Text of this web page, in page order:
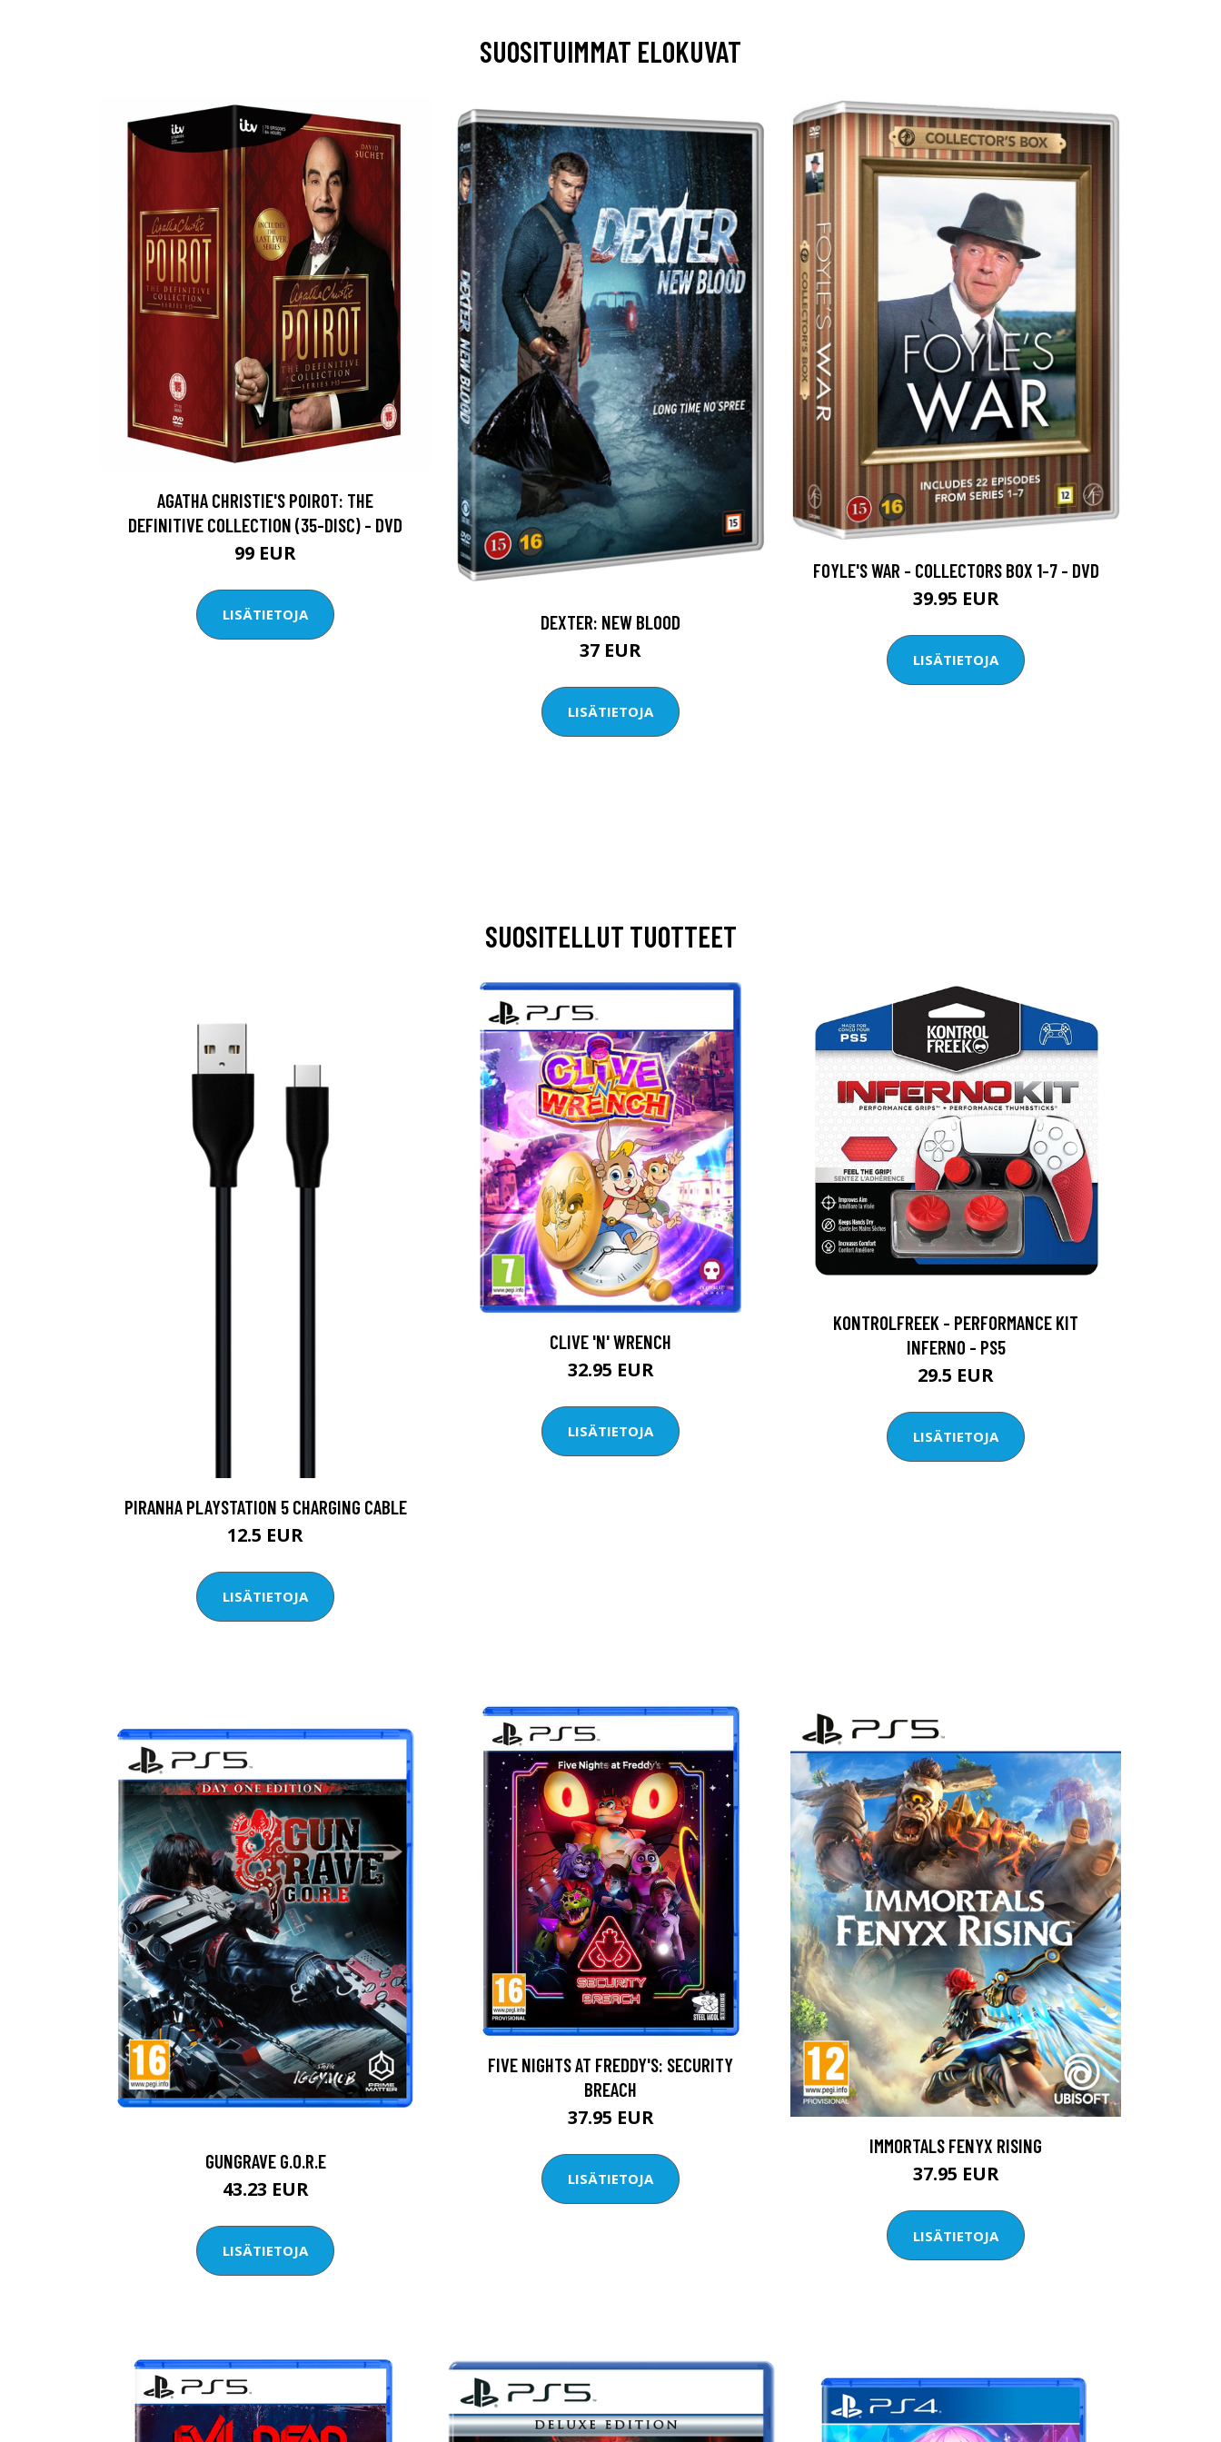
SUOSITUIMMAT ELOKUVAT
AGATHA CHRISTIE'S POIROT: THE
DEFINITIVE COLLECTION (35-DISC) - DVD
99 EUR
LISÄTIETOJA DEXTER: NEW BLOOD
37 EUR
LISÄTIETOJA
FOYLE'S WAR - COLLECTORS BOX 1-7 - DVD
39.95 EUR
LISÄTIETOJA
SUOSITELLUT TUOTTEET
PIRANHA PLAYSTATION 5 CHARGING CABLE
12.5 EUR
LISÄTIETOJA
CLIVE 'N' WRENCH
32.95 EUR
LISÄTIETOJA
KONTROLFREEK - PERFORMANCE KIT
INFERNO - PS5
29.5 EUR
LISÄTIETOJA
GUNGRAVE G.O.R.E
43.23 EUR
LISÄTIETOJA
FIVE NIGHTS AT FREDDY'S: SECURITY
BREACH
37.95 EUR
LISÄTIETOJA
IMMORTALS FENYX RISING
37.95 EUR
LISÄTIETOJA